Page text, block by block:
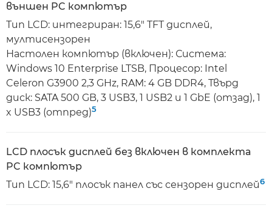
външен PC компютър
Тип LCD: интегриран: 15,6" TFT дисплей,
мултисензорен
Настолен компютър (включен): Система:
Windows 10 Enterprise LTSB, Процесор: Intel
Celeron G3900 2,3 GHz, RAM: 4 GB DDR4, Твърд
диск: SATA 500 GB, 3 USB3, 1 USB2 и 1 GbE (отзад), 1
x USB3 (отпред)5
LCD плосък дисплей без включен в комплекта
PC компютър
Тип LCD: 15,6" плосък панел със сензорен дисплей6